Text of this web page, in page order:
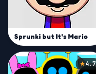
Sprunki but It's Mario
4.7